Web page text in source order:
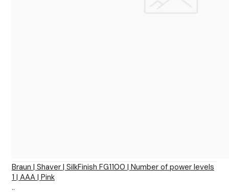
Braun | Shaver | SilkFinish FG1100 | Number of power levels
1 | AAA | Pink
..